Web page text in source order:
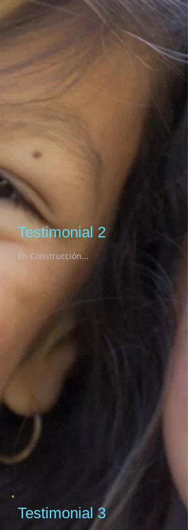
Testimonial 2
En Construcción...
Testimonial 3